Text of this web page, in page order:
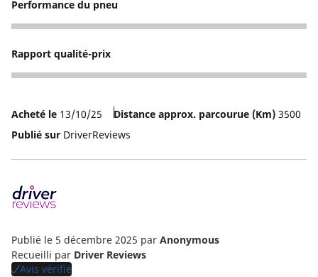
Performance du pneu
5
Rapport qualité-prix
5
Acheté le 13/10/25 Distance approx. parcourue (Km) 3500
Publié sur DriverReviews
Publié le 5 décembre 2025 par Anonymous
Recueilli par Driver Reviews
Avis vérifié